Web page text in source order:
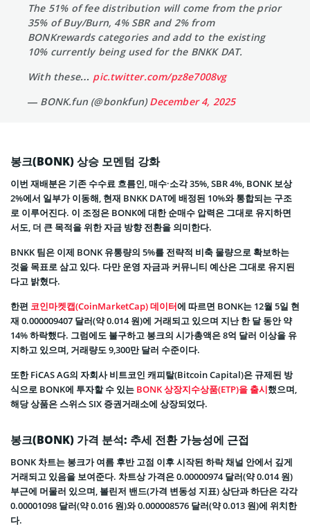
The 51% of fee distribution will come from the prior
35% of Buy/Burn, 4% SBR and 2% from
BONKrewards categories and add to the existing
10% currently being used for the BNKK DAT.
With these… pic.twitter.com/pz8e7008vg
— BONK.fun (@bonkfun)December 4, 2025
봉크(BONK) 상승 모멘텀 강화
이번 재배분은 기존 수수료 흐름인, 매수·소각 35%, SBR 4%, BONK 보상
2%에서 일부가 이동해, 현재 BNKK DAT에 배정된 10%와 통합되는 구조
로 이루어진다. 이 조정은 BONK에 대한 순매수 압력은 그대로 유지하면
서도, 더 큰 목적을 위한 자금 방향 전환을 의미한다.
BNKK 팀은 이제 BONK 유통량의 5%를 전략적 비축 물량으로 확보하는
것을 목표로 삼고 있다. 다만 운영 자금과 커뮤니티 예산은 그대로 유지된
다고 밝혔다.
한편 코인마켓캡(CoinMarketCap) 데이터에 따르면 BONK는 12월 5일 현
재 0.000009407 달러(약 0.014 원)에 거래되고 있으며 지난 한 달 동안 약
14% 하락했다. 그럼에도 불구하고 봉크의 시가총액은 8억 달러 이상을 유
지하고 있으며, 거래량도 9,300만 달러 수준이다.
또한 FiCAS AG의 자회사 비트코인 캐피탈(Bitcoin Capital)은 규제된 방
식으로 BONK에 투자할 수 있는 BONK 상장지수상품(ETP)을 출시했으며,
해당 상품은 스위스 SIX 증권거래소에 상장되었다.
봉크(BONK) 가격 분석: 추세 전환 가능성에 근접
BONK 차트는 봉크가 여름 후반 고점 이후 시작된 하락 채널 안에서 깊게
거래되고 있음을 보여준다. 차트상 가격은 0.00000974 달러(약 0.014 원)
부근에 머물러 있으며, 볼린저 밴드(가격 변동성 지표) 상단과 하단은 각각
0.00001098 달러(약 0.016 원)와 0.000008576 달러(약 0.013 원)에 위치한
다.